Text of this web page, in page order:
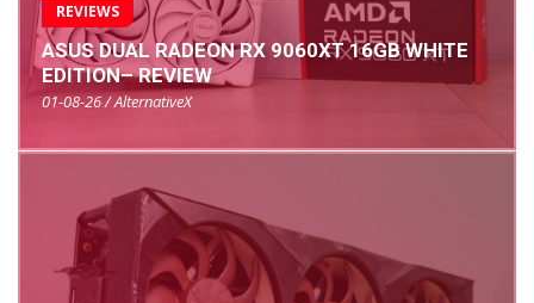
REVIEWS
ASUS DUAL RADEON RX 9060XT 16GB WHITE
EDITION– REVIEW
01-08-26 / AlternativeX